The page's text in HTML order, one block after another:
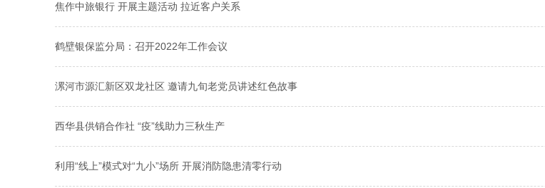
焦作中旅银行 开展主题活动 拉近客户关系
鹤壁银保监分局：召开2022年工作会议
漯河市源汇新区双龙社区 邀请九旬老党员讲述红色故事
西华县供销合作社 “疫”线助力三秋生产
利用“线上”模式对“九小”场所 开展消防隐患清零行动